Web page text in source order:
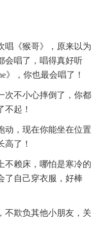
唱《猴哥》，原来以为
会唱了，唱得真好听
》，你也最会唱了！
次不小心摔倒了，你都
不起！
动，现在你能坐在位置
高了！
不赖床，哪怕是寒冷的
了自己穿衣服，好棒
不欺负其他小朋友，关